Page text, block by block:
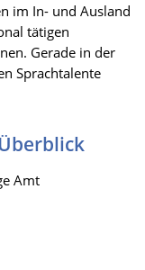
im In- und Ausland
tätigen
Gerade in der
Sprachtalente
Amt